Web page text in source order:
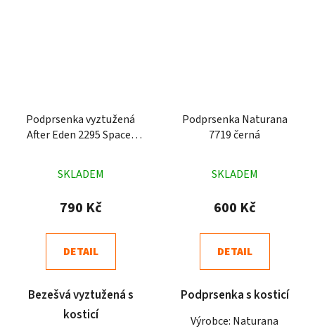
Podprsenka vyztužená
After Eden 2295 Spacer
hodnocení
produktu
5,0
z
hvězdiček.
SKLADEM
790 Kč
DETAIL
Bezešvá vyztužená s
kosticí
Podprsenka Naturana
7719 černá
hodnocení
produktu
4,6
z
hvězdiček.
SKLADEM
600 Kč
DETAIL
Podprsenka s kosticí
Výrobce: Naturana